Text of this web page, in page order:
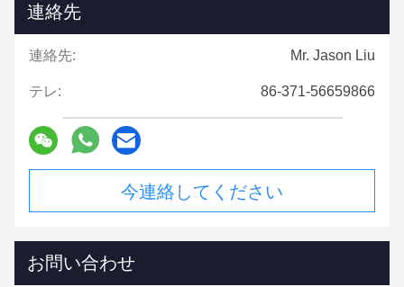
連絡先
連絡先: Mr. Jason Liu
テレ: 86-371-56659866
今連絡してください
お問い合わせ